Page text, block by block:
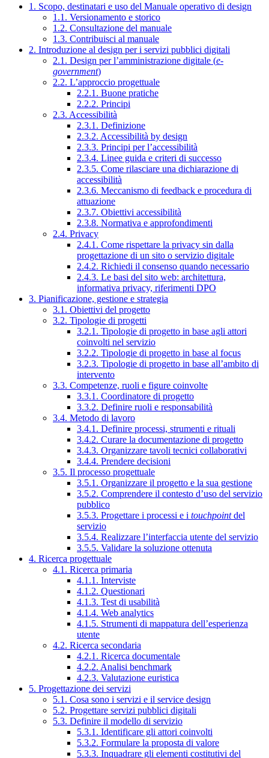
1. Scopo, destinatari e uso del Manuale operativo di design
1.1. Versionamento e storico
1.2. Consultazione del manuale
1.3. Contribuisci al manuale
2. Introduzione al design per i servizi pubblici digitali
2.1. Design per l’amministrazione digitale (e-
government)
2.2. L’approccio progettuale
2.2.1. Buone pratiche
2.2.2. Principi
2.3. Accessibilità
2.3.1. Definizione
2.3.2. Accessibilità by design
2.3.3. Principi per l’accessibilità
2.3.4. Linee guida e criteri di successo
2.3.5. Come rilasciare una dichiarazione di
accessibilità
2.3.6. Meccanismo di feedback e procedura di
attuazione
2.3.7. Obiettivi accessibilità
2.3.8. Normativa e approfondimenti
2.4. Privacy
2.4.1. Come rispettare la privacy sin dalla
progettazione di un sito o servizio digitale
2.4.2. Richiedi il consenso quando necessario
2.4.3. Le basi del sito web: architettura,
informativa privacy, riferimenti DPO
3. Pianificazione, gestione e strategia
3.1. Obiettivi del progetto
3.2. Tipologie di progetti
3.2.1. Tipologie di progetto in base agli attori
coinvolti nel servizio
3.2.2. Tipologie di progetto in base al focus
3.2.3. Tipologie di progetto in base all’ambito di
intervento
3.3. Competenze, ruoli e figure coinvolte
3.3.1. Coordinatore di progetto
3.3.2. Definire ruoli e responsabilità
3.4. Metodo di lavoro
3.4.1. Definire processi, strumenti e rituali
3.4.2. Curare la documentazione di progetto
3.4.3. Organizzare tavoli tecnici collaborativi
3.4.4. Prendere decisioni
3.5. Il processo progettuale
3.5.1. Organizzare il progetto e la sua gestione
3.5.2. Comprendere il contesto d’uso del servizio
pubblico
3.5.3. Progettare i processi e i touchpointdel
servizio
3.5.4. Realizzare l’interfaccia utente del servizio
3.5.5. Validare la soluzione ottenuta
4. Ricerca progettuale
4.1. Ricerca primaria
4.1.1. Interviste
4.1.2. Questionari
4.1.3. Test di usabilità
4.1.4. Web analytics
4.1.5. Strumenti di mappatura dell’esperienza
utente
4.2. Ricerca secondaria
4.2.1. Ricerca documentale
4.2.2. Analisi benchmark
4.2.3. Valutazione euristica
5. Progettazione dei servizi
5.1. Cosa sono i servizi e il service design
5.2. Progettare servizi pubblici digitali
5.3. Definire il modello di servizio
5.3.1. Identificare gli attori coinvolti
5.3.2. Formulare la proposta di valore
5.3.3. Inquadrare gli elementi costitutivi del